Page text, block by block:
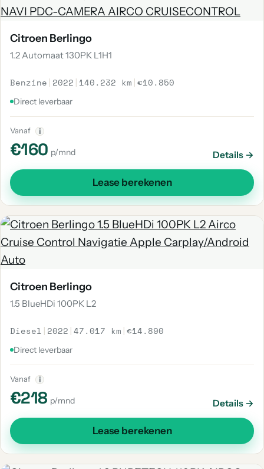
Citroen Berlingo
1.2 Automaat 130PK L1H1
Benzine | 2022 | 140.232 km |€10.850
Direct leverbaar
Vanaf i
€160 p/mnd Details →
Lease berekenen
Citroen Berlingo
1.5 BlueHDi 100PK L2
Diesel | 2022 |47.017 km |€14.890
Direct leverbaar
Vanaf i
€218 p/mnd Details →
Lease berekenen